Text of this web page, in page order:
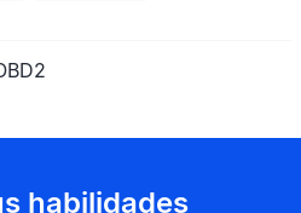
habilidades